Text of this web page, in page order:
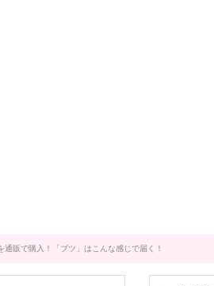
販で購入！「ブツ」はこんな感じで届く！